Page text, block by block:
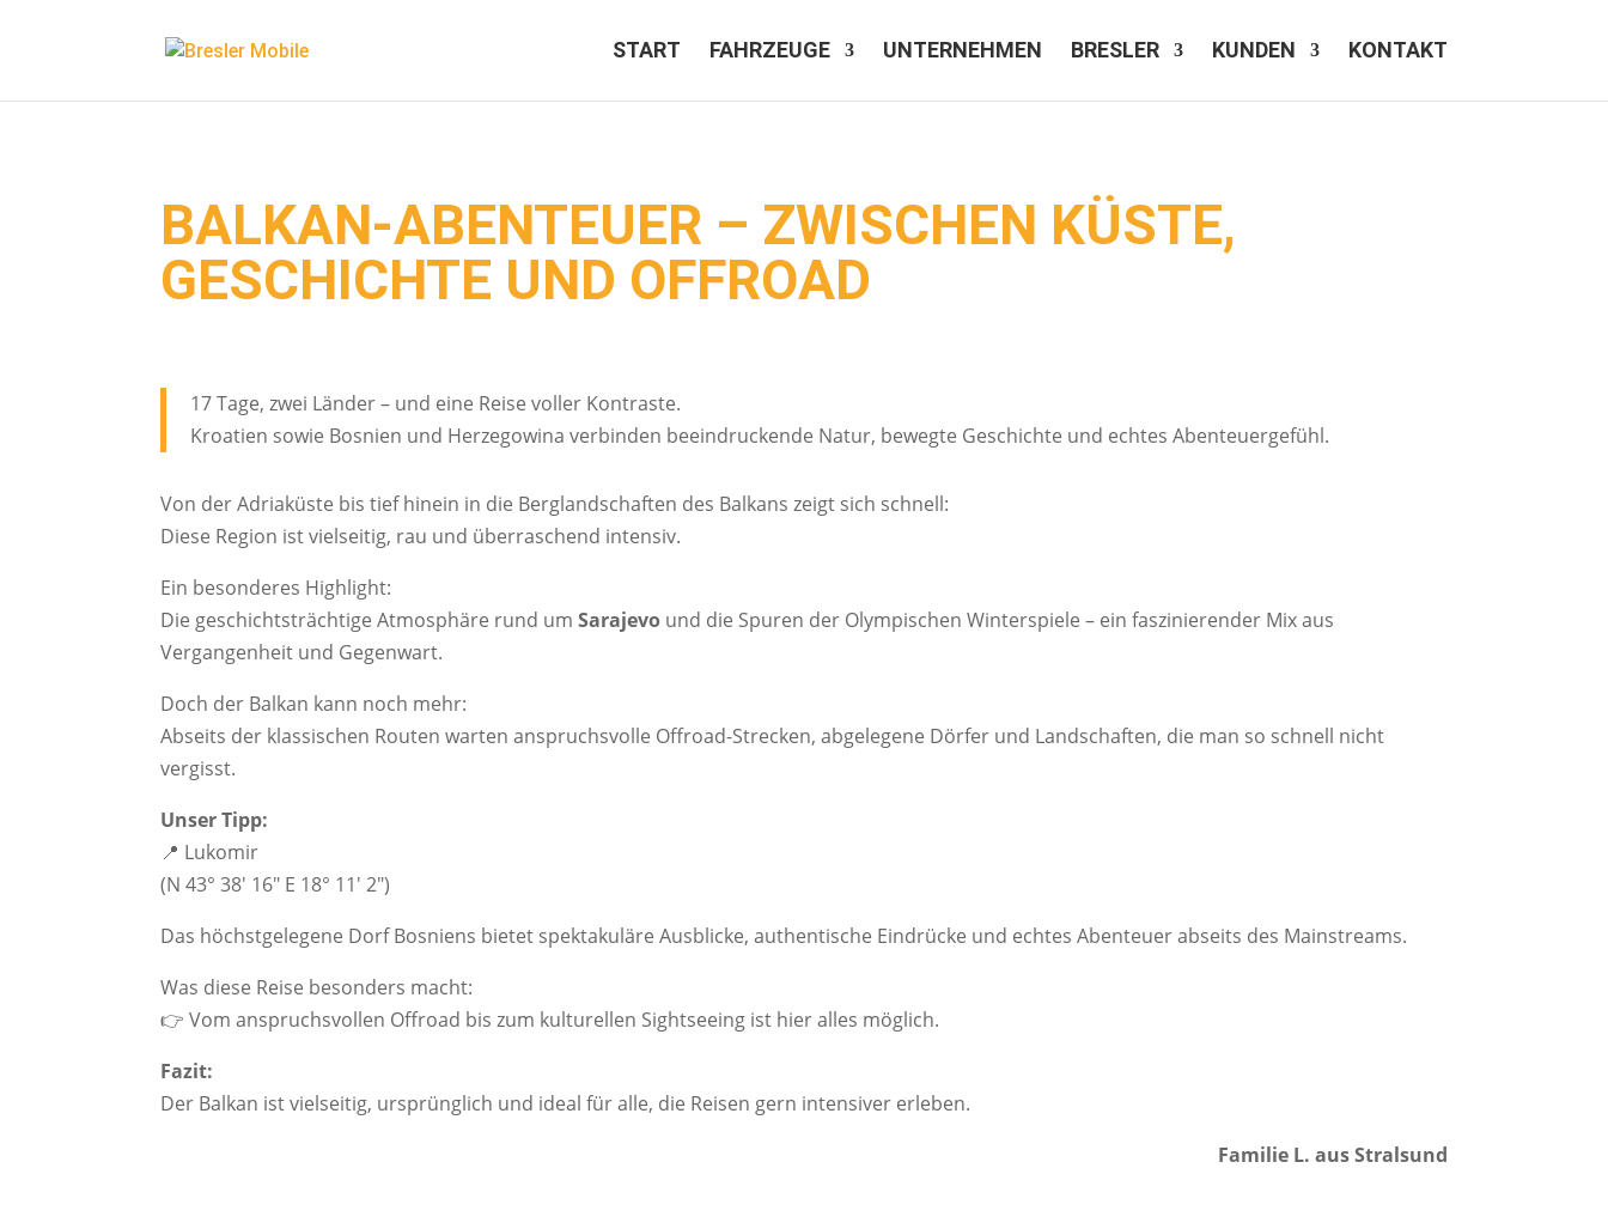
START FAHRZEUGE UNTERNEHMEN BRESLER KUNDEN KONTAKT
BALKAN-ABENTEUER – ZWISCHEN KÜSTE,
GESCHICHTE UND OFFROAD
17 Tage, zwei Länder – und eine Reise voller Kontraste.
Kroatien sowie Bosnien und Herzegowina verbinden beeindruckende Natur, bewegte Geschichte und echtes Abenteuergefühl.
Von der Adriaküste bis tief hinein in die Berglandschaften des Balkans zeigt sich schnell:
Diese Region ist vielseitig, rau und überraschend intensiv.
Ein besonderes Highlight:
Die geschichtsträchtige Atmosphäre rund umSarajevo und die Spuren der Olympischen Winterspiele – ein faszinierender Mix aus
Vergangenheit und Gegenwart.
Doch der Balkan kann noch mehr:
Abseits der klassischen Routen warten anspruchsvolle Offroad-Strecken, abgelegene Dörfer und Landschaften, die man so schnell nicht
vergisst.
Unser Tipp:
📍 Lukomir
(N 43° 38′ 16″ E 18° 11′ 2″)
Das höchstgelegene Dorf Bosniens bietet spektakuläre Ausblicke, authentische Eindrücke und echtes Abenteuer abseits des Mainstreams.
Was diese Reise besonders macht:
👉 Vom anspruchsvollen Offroad bis zum kulturellen Sightseeing ist hier alles möglich.
Fazit:
Der Balkan ist vielseitig, ursprünglich und ideal für alle, die Reisen gern intensiver erleben.
Familie L. aus Stralsund